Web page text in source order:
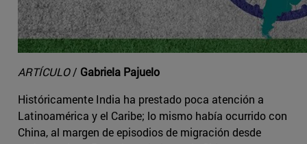
ARTÍCULO/ Gabriela Pajuelo
Históricamente India ha prestado poca atención a
Latinoamérica y el Caribe; lo mismo había ocurrido con
China, al margen de episodios de migración desde